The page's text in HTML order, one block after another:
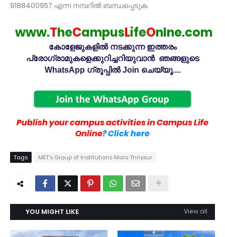
9188400957 എന്ന നമ്പറിൽ ബന്ധപ്പെടുക.
www.TheCampusLifeOnlne.com
കോളേജുകളിൽ നടക്കുന്ന ഇത്തരം
പ്രോഗ്രാമുകളെക്കുറിച്ചറിയുവാൻ ഞങ്ങളുടെ
WhatsApp ഗ്രൂപ്പിൽ Join ചെയ്യൂ....
Publish your campus activities in Campus Life
Online? Click here
Tags MET's Group of Institutions Mala Thrissur
YOU MIGHT LIKE View all